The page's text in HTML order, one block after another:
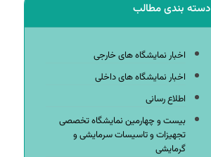
دسته بندی مطالب
اخبار نمایشگاه های خارجی
اخبار نمایشگاه های داخلی
اطلاع رسانی
بیست و چهارمین نمایشگاه تخصصی
تجهیزات و تاسیسات سرمایشی و
گرمایشی